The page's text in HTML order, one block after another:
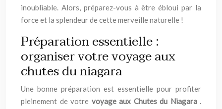
inoubliable. Alors, préparez-vous à être ébloui par la
force et la splendeur de cette merveille naturelle !
Préparation essentielle :
organiser votre voyage aux
chutes du niagara
Une bonne préparation est essentielle pour profiter
pleinement de votre voyage aux Chutes du Niagara .